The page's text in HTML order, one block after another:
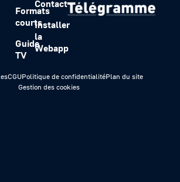
Formats
courts
Guide
TV
Contact
Installer
la
Webapp
CGUPolitique de confidentialitéPlan du site
Gestion des cookies